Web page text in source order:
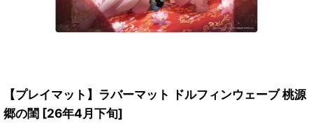
【プレイマット】ラバーマット ドルフィンウェーブ 桃源
郷の閨 [26年4月下旬]